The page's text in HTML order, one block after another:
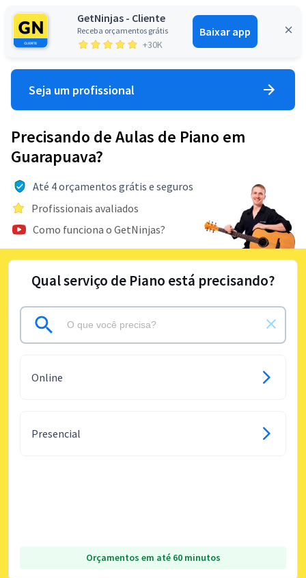
GetNinjas - Cliente
Receba orçamentos grátis
+30K
Baixar app
Entrar
Seja um profissional
Precisando de Aulas de Piano em
Guarapuava?
Até 4 orçamentos grátis e seguros
Profissionais avaliados
Como funciona o GetNinjas?
Qual serviço de Piano está precisando?
Online
Presencial
Orçamentos em até 60 minutos